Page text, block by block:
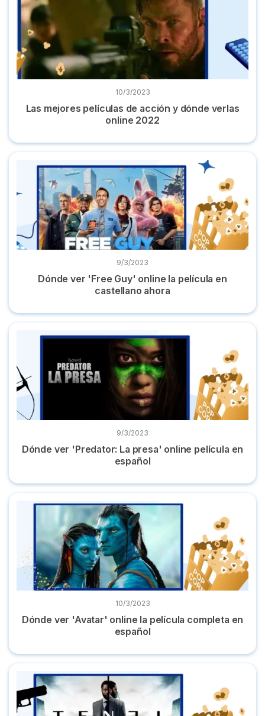
10/3/2023
Las mejores películas de acción y dónde verlas
online 2022
Dónde ver 'Free Guy' online la película en castellano ahora
9/3/2023
Dónde ver 'Free Guy' online la película en
castellano ahora
Dónde ver 'Predator: La presa' online película en español
9/3/2023
Dónde ver 'Predator: La presa' online película en
español
Dónde ver 'Avatar' online la película completa en español
10/3/2023
Dónde ver 'Avatar' online la película completa en
español
Dónde ver 'Tenet' online película completa en castellano